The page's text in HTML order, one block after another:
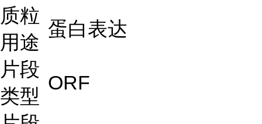
质粒
用途
蛋白表达
片段
类型
ORF